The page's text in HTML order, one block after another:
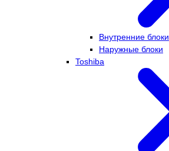
Внутренние блоки
Наружные блоки
Toshiba